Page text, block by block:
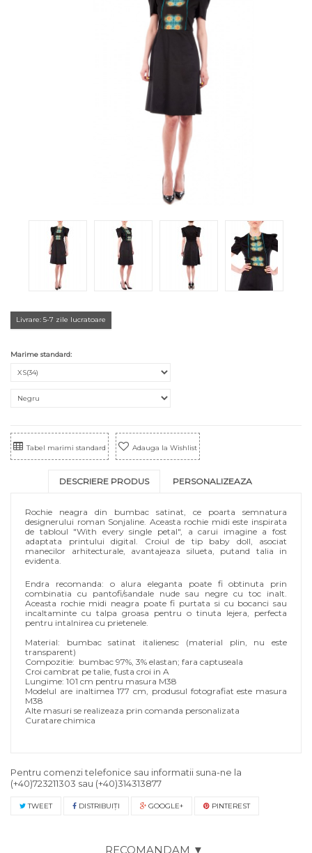
Livrare: 5-7 zile lucratoare
Marime standard:
Tabel marimi standard Adauga la Wishlist
DESCRIERE PRODUS PERSONALIZEAZA
Rochie neagra din bumbac satinat, ce poarta semnatura
designerului roman Sonjaline. Aceasta rochie midi este inspirata
de tabloul "With every single petal", a carui imagine a fost
adaptata printului digital. Croiul de tip baby doll, asociat
manecilor arhitecturale, avantajeaza silueta, putand talia in
evidenta.
Endra recomanda: o alura eleganta poate fi obtinuta prin
combinatia cu pantofi/sandale nude sau negre cu toc inalt.
Aceasta rochie midi neagra poate fi purtata si cu bocanci sau
incaltaminte cu talpa groasa pentru o tinuta lejera, perfecta
pentru intalnirea cu prietenele.
Material: bumbac satinat italienesc (material plin, nu este
transparent)
Compozitie: bumbac 97%, 3% elastan; fara captuseala
Croi cambrat pe talie, fusta croi in A
Lungime: 101 cm pentru masura M38
Modelul are inaltimea 177 cm, produsul fotografiat este masura
M38
Alte masuri se realizeaza prin comanda personalizata
Curatare chimica
Pentru comenzi telefonice sau informatii suna-ne la
(+40)723211303 sau (+40)314313877
TWEET DISTRIBUIŢI GOOGLE+ PINTEREST
RECOMANDAM ▼